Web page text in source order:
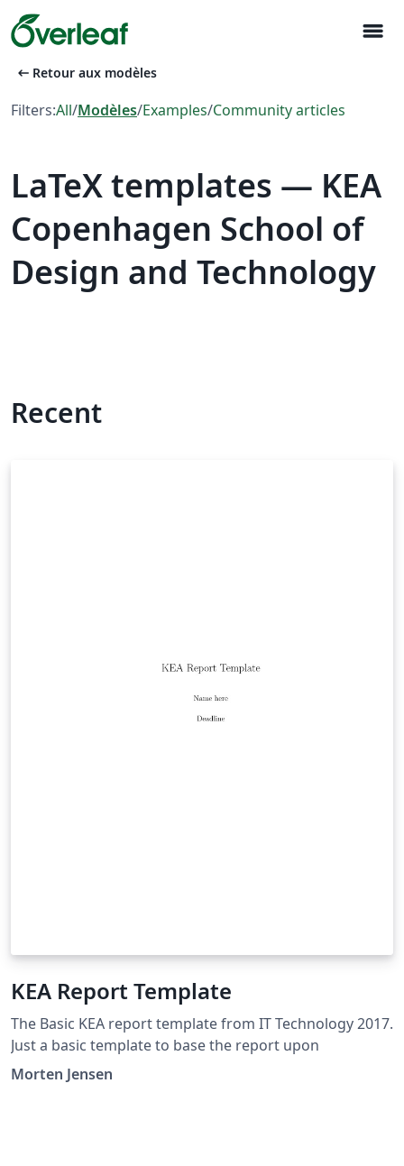
menu
arrow_left_alt Retour aux modèles
Filters:All/Modèles/Examples/Community articles
LaTeX templates — KEA
Copenhagen School of
Design and Technology
Recent
KEA Report Template
The Basic KEA report template from IT Technology 2017.
Just a basic template to base the report upon
Morten Jensen